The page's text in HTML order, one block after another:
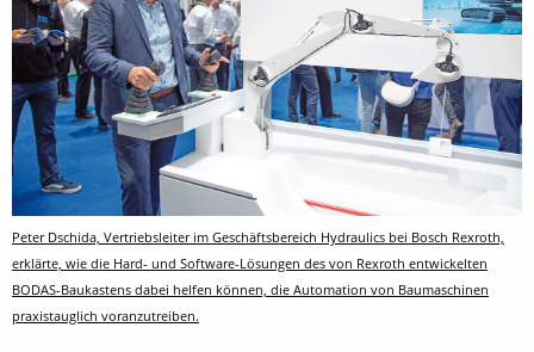
Peter Dschida, Vertriebsleiter im Geschäftsbereich Hydraulics bei Bosch Rexroth,
erklärte, wie die Hard- und Software-Lösungen des von Rexroth entwickelten
BODAS-Baukastens dabei helfen können, die Automation von Baumaschinen
praxistauglich voranzutreiben.